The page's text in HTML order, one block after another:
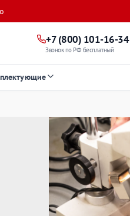
+7 (800) 101-16-34
Звонок по РФ бесплатный